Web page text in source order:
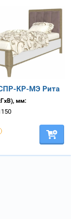
СПР-КР-МЭ Рита
мм: